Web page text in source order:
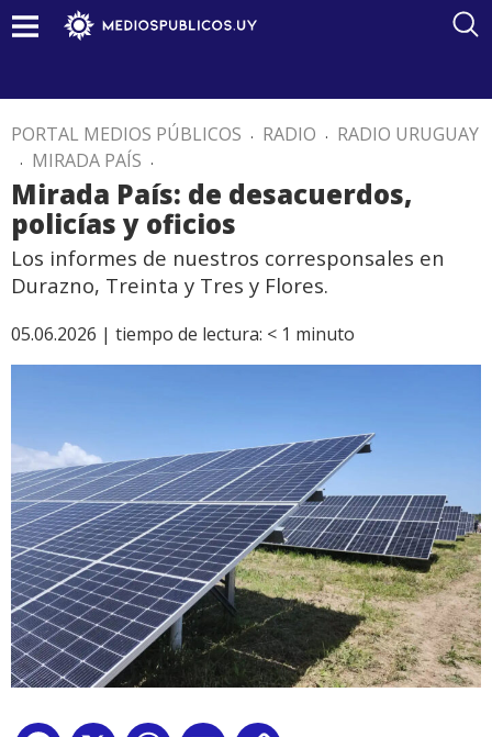
PORTAL MEDIOS PÚBLICOS . RADIO . RADIO URUGUAY
. MIRADA PAÍS .
Mirada País: de desacuerdos,
policías y oficios
Los informes de nuestros corresponsales en
Durazno, Treinta y Tres y Flores.
05.06.2026 | tiempo de lectura: < 1 minuto